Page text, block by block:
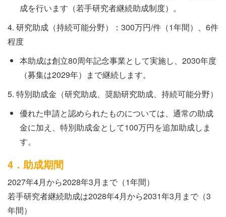
成を行います（若手研究者継続助成制度）。
4. 研究助成（持続可能分野）：300万円/件（1年間）、6件
程度
本助成は創立80周年記念事業として実施し、2030年度
（募集は2029年）まで継続します。
5. 特別助成金（研究助成、奨励研究助成、持続可能分野）
優れた申請と認められたものについては、通常の助成
金に加え、特別助成金として100万円を追加助成しま
す。
4．助成期間
2027年4月から2028年3月まで（1年間）
若手研究者継続助成は2028年4月から2031年3月まで（3
年間）